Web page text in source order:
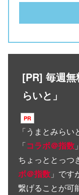
[PR] 毎週
らいと」
「うまとみらい
「コラボ＠指数
ちょっととっつ
ボ＠指数 」で
繋げることが可